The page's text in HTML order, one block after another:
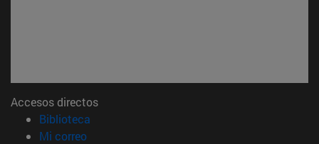
Accesos directos
Biblioteca
Mi correo(abre en nueva ventana)